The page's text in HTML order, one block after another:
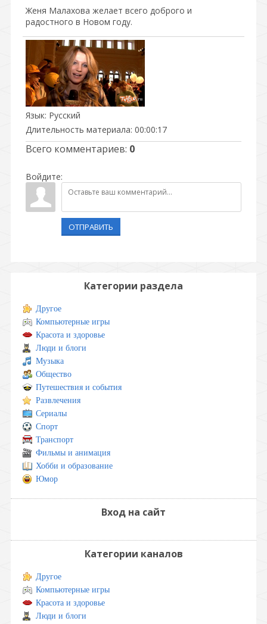
Женя Малахова желает всего доброго и
радостного в Новом году.
Язык: Русский
Длительность материала: 00:00:17
Всего комментариев: 0
Войдите:
ОТПРАВИТЬ
Категории раздела
Другое
Компьютерные игры
Красота и здоровье
Люди и блоги
Музыка
Общество
Путешествия и события
Развлечения
Сериалы
Спорт
Транспорт
Фильмы и анимация
Хобби и образование
Юмор
Вход на сайт
Категории каналов
Другое
Компьютерные игры
Красота и здоровье
Люди и блоги